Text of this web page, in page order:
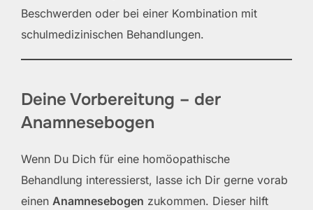
Beschwerden oder bei einer Kombination mit
schulmedizinischen Behandlungen.
Deine Vorbereitung – der
Anamnesebogen
Wenn Du Dich für eine homöopathische
Behandlung interessierst, lasse ich Dir gerne vorab
einen Anamnesebogen zukommen. Dieser hilft